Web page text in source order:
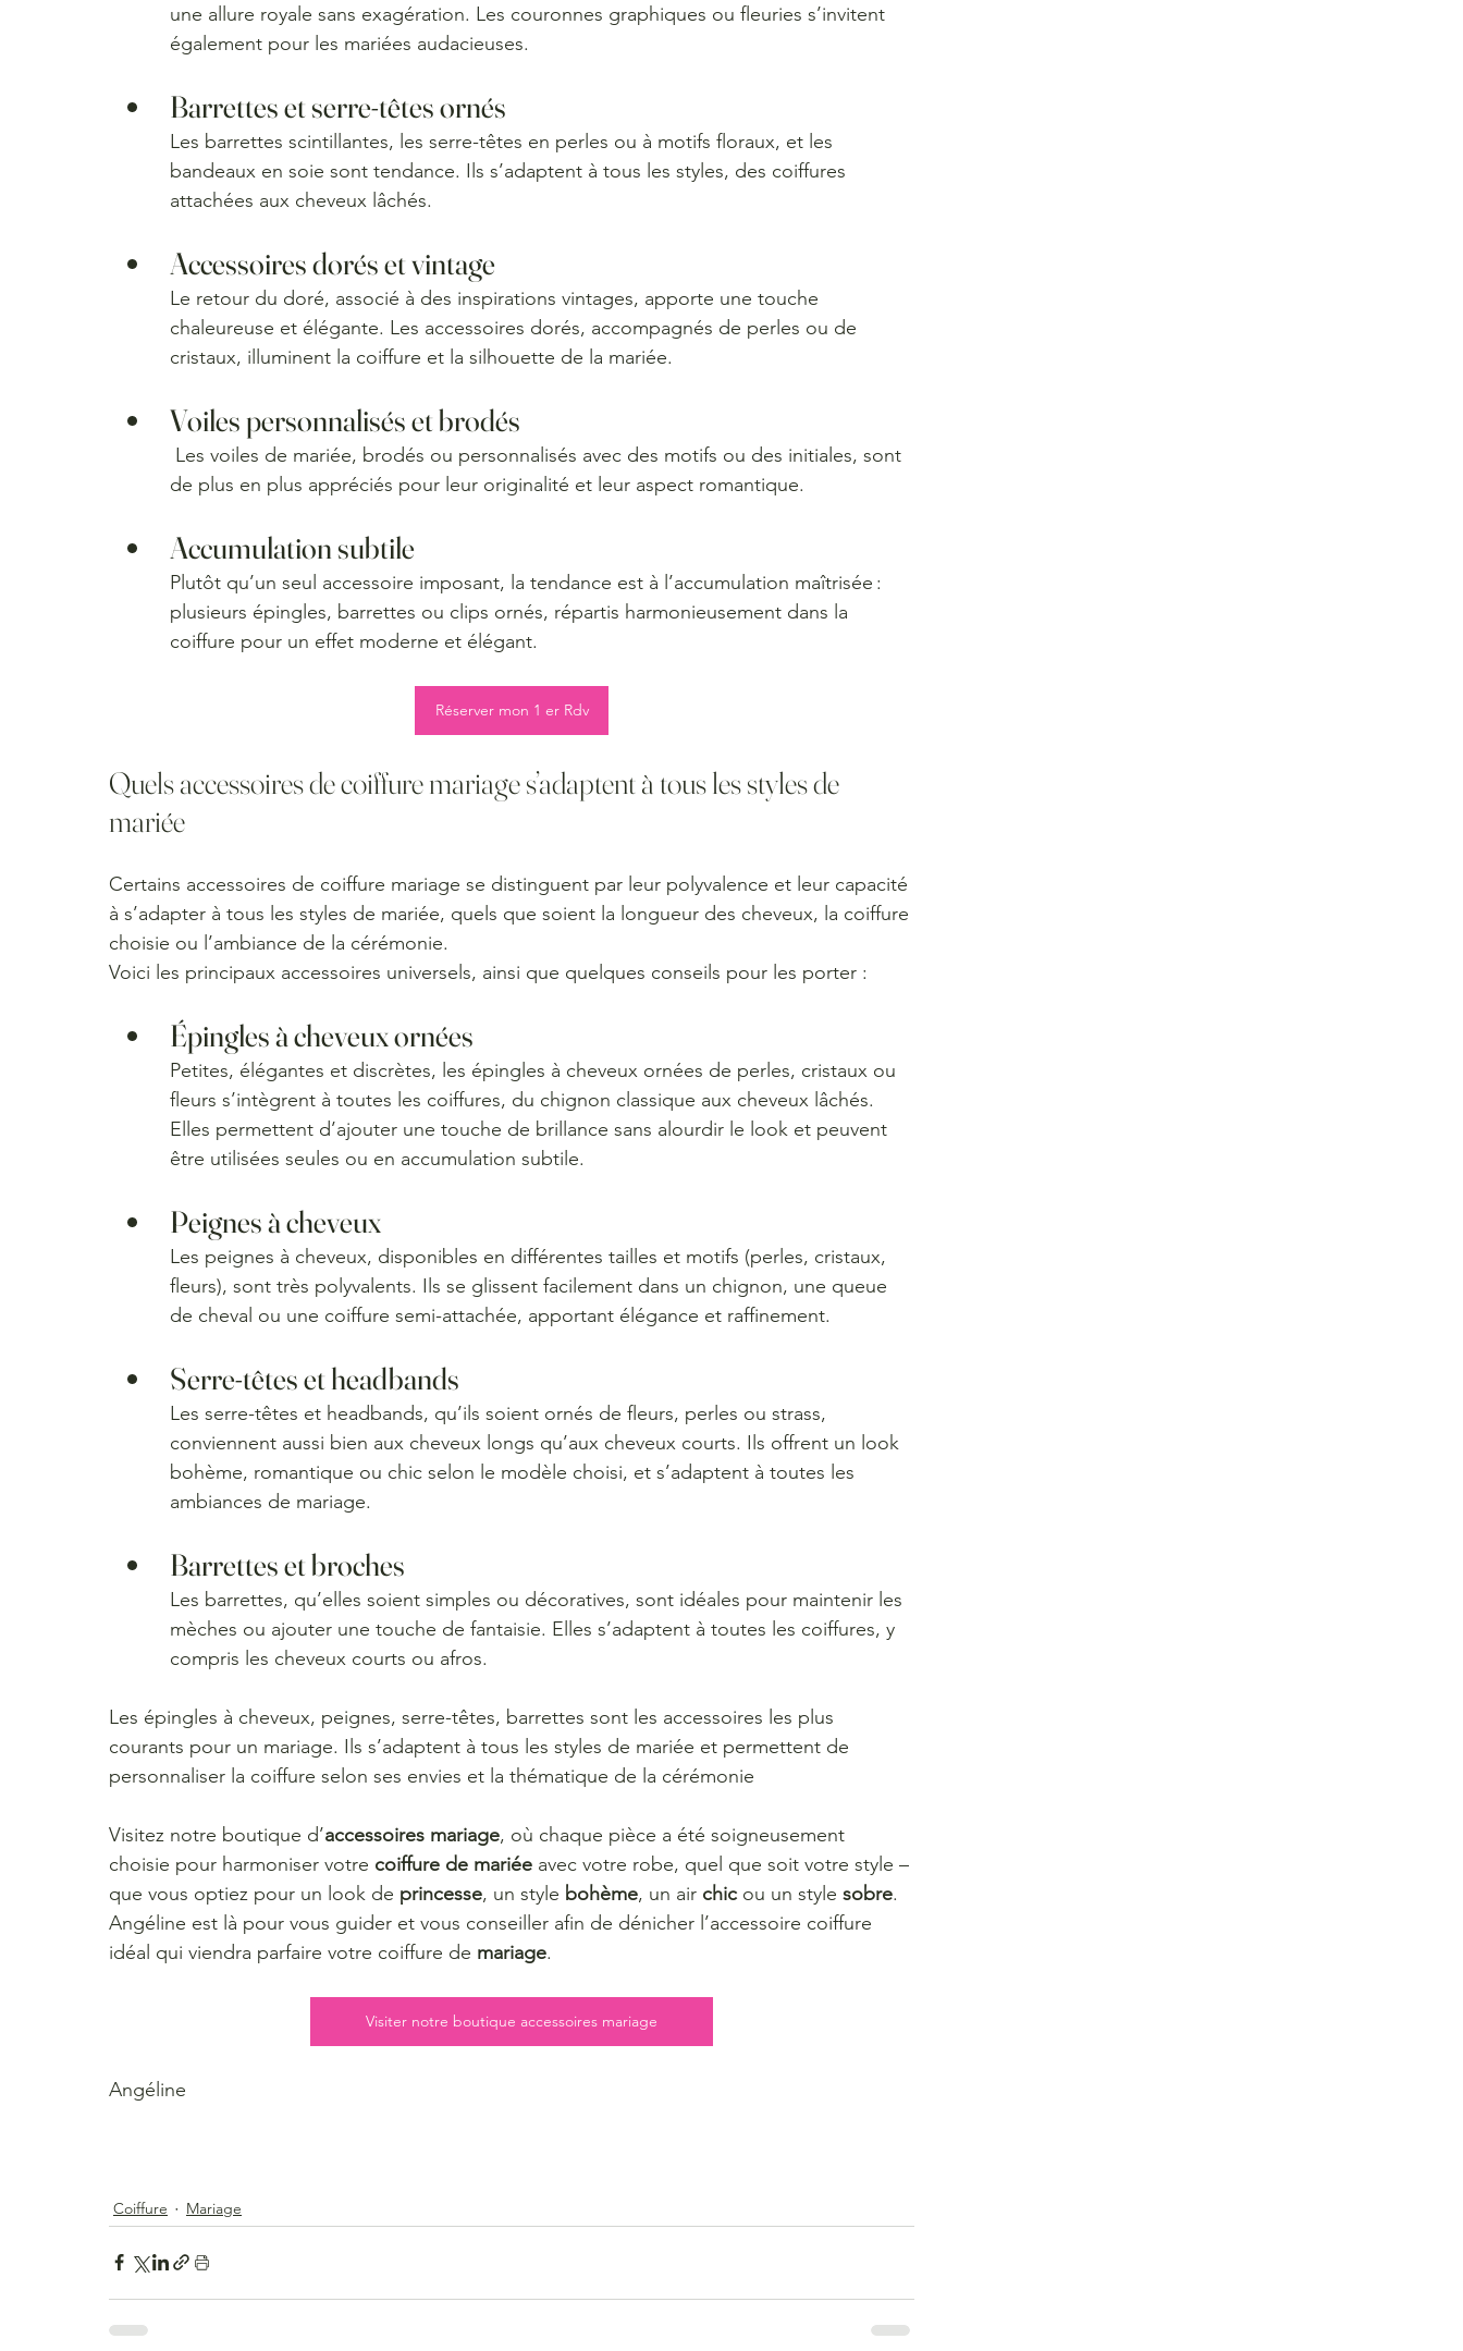
une allure royale sans exagération. Les couronnes graphiques ou fleuries s’invitent
également pour les mariées audacieuses.
Barrettes et serre-têtes ornés
Les barrettes scintillantes, les serre-têtes en perles ou à motifs floraux, et les
bandeaux en soie sont tendance. Ils s’adaptent à tous les styles, des coiffures
attachées aux cheveux lâchés.
Accessoires dorés et vintage
Le retour du doré, associé à des inspirations vintages, apporte une touche
chaleureuse et élégante. Les accessoires dorés, accompagnés de perles ou de
cristaux, illuminent la coiffure et la silhouette de la mariée.
Voiles personnalisés et brodés
de plus en plus appréciés pour leur originalité et leur aspect romantique.
Accumulation subtile
Plutôt qu’un seul accessoire imposant, la tendance est à l’accumulation maîtrisée :
plusieurs épingles, barrettes ou clips ornés, répartis harmonieusement dans la
coiffure pour un effet moderne et élégant.
Réserver mon 1 er Rdv
Quels accessoires de coiffure mariage s’adaptent à tous les styles de
mariée
Certains accessoires de coiffure mariage se distinguent par leur polyvalence et leur capacité
à s’adapter à tous les styles de mariée, quels que soient la longueur des cheveux, la coiffure
choisie ou l’ambiance de la cérémonie.
Voici les principaux accessoires universels, ainsi que quelques conseils pour les porter :
Épingles à cheveux ornées
Petites, élégantes et discrètes, les épingles à cheveux ornées de perles, cristaux ou
fleurs s’intègrent à toutes les coiffures, du chignon classique aux cheveux lâchés.
Elles permettent d’ajouter une touche de brillance sans alourdir le look et peuvent
être utilisées seules ou en accumulation subtile.
Peignes à cheveux
Les peignes à cheveux, disponibles en différentes tailles et motifs (perles, cristaux,
fleurs), sont très polyvalents. Ils se glissent facilement dans un chignon, une queue
de cheval ou une coiffure semi-attachée, apportant élégance et raffinement.
Serre-têtes et headbands
Les serre-têtes et headbands, qu’ils soient ornés de fleurs, perles ou strass,
conviennent aussi bien aux cheveux longs qu’aux cheveux courts. Ils offrent un look
bohème, romantique ou chic selon le modèle choisi, et s’adaptent à toutes les
ambiances de mariage.
Barrettes et broches
Les barrettes, qu’elles soient simples ou décoratives, sont idéales pour maintenir les
mèches ou ajouter une touche de fantaisie. Elles s’adaptent à toutes les coiffures, y
compris les cheveux courts ou afros.
Les épingles à cheveux, peignes, serre-têtes, barrettes sont les accessoires les plus
courants pour un mariage. Ils s’adaptent à tous les styles de mariée et permettent de
personnaliser la coiffure selon ses envies et la thématique de la cérémonie
Visitez notre boutique d’accessoires mariage, où chaque pièce a été soigneusement
choisie pour harmoniser votre coiffure de mariée avec votre robe, quel que soit votre style –
que vous optiez pour un look de princesse, un style bohème, un air chic ou un style sobre.
Angéline est là pour vous guider et vous conseiller afin de dénicher l’accessoire coiffure
idéal qui viendra parfaire votre coiffure de mariage.
Visiter notre boutique accessoires mariage
Angéline
Coiffure Mariage